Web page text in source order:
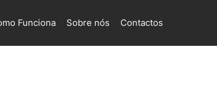
Funciona Sobre nós Contactos